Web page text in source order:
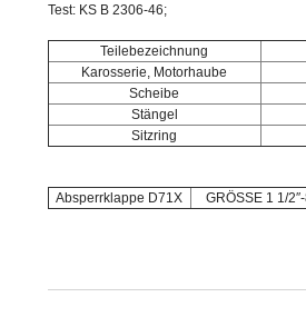
Test: KS B 2306-46;
Teilebezeichnung
Karosserie, Motorhaube
Scheibe
Stängel
Sitzring
Absperrklappe D71X GRÖSSE 1 1/2″-